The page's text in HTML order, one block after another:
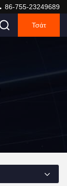
86-755-23249689
Τσάτ